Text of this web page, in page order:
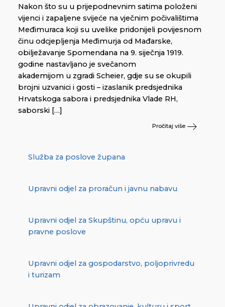
Nakon što su u prijepodnevnim satima položeni
vijenci i zapaljene svijeće na vječnim počivalištima
Međimuraca koji su uvelike pridonijeli povijesnom
činu odcjepljenja Međimurja od Mađarske,
obilježavanje Spomendana na 9. siječnja 1919.
godine nastavljano je svečanom
akademijom u zgradi Scheier, gdje su se okupili
brojni uzvanici i gosti – izaslanik predsjednika
Hrvatskoga sabora i predsjednika Vlade RH,
saborski […]
Pročitaj više
Služba za poslove župana
Upravni odjel za proračun i javnu nabavu
Upravni odjel za Skupštinu, opću upravu i
pravne poslove
Upravni odjel za gospodarstvo, poljoprivredu
i turizam